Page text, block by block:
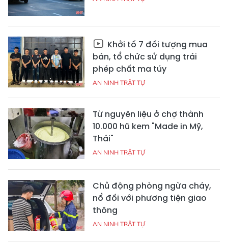
Khởi tố 7 đối tượng mua
bán, tổ chức sử dụng trái
phép chất ma túy
AN NINH TRẬT TỰ
Từ nguyên liệu ở chợ thành
10.000 hũ kem "Made in Mỹ,
Thái"
AN NINH TRẬT TỰ
Chủ động phòng ngừa cháy,
nổ đối với phương tiện giao
thông
AN NINH TRẬT TỰ